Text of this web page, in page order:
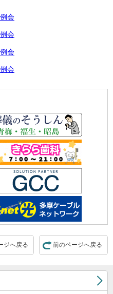
会
会
会
会
前のページへ戻る
ジへ戻る